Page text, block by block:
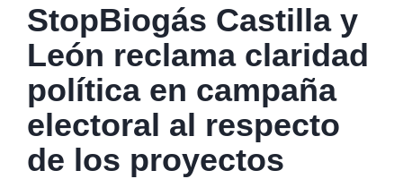
StopBiogás Castilla y
León reclama claridad
política en campaña
electoral al respecto
de los proyectos